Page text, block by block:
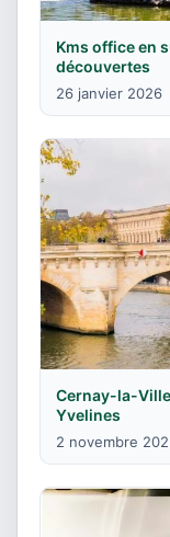
Kms office en
découvertes
26 janvier 2026
Cernay-la-
Yvelines
2 novembre